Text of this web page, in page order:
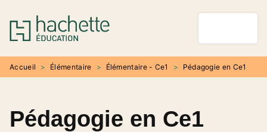
MENU RECHERCHE
PIED DE PAGE
Accueil > Élémentaire > Élémentaire - Ce1 > Pédagogie en Ce1
Pédagogie en Ce1